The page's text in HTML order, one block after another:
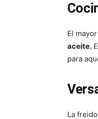
El
aceite.
para
La